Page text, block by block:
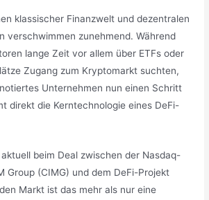
klassischer Finanzwelt und dezentralen
verschwimmen zunehmend. Während
lange Zeit vor allem über ETFs oder
Zugang zum Kryptomarkt suchten,
Unternehmen nun einen Schritt
direkt die Kerntechnologie eines DeFi-
beim Deal zwischen der Nasdaq-
Group (CIMG) und dem DeFi-Projekt
Markt ist das mehr als nur eine